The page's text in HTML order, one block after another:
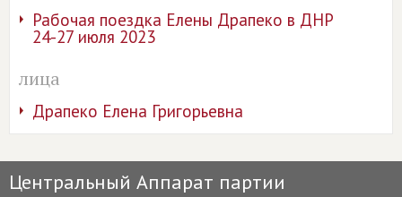
Рабочая поездка Елены Драпеко в ДНР
24-27 июля 2023
лица
Драпеко Елена Григорьевна
Центральный Аппарат партии